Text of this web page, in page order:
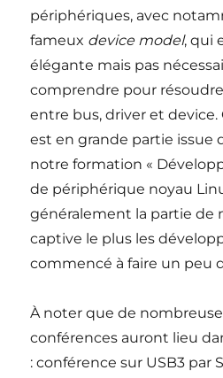
périphériques, avec
fameux device model, qui
élégante mais pas
comprendre pour
entre bus, driver et
est en grande partie issue
notre formation «
de périphérique noyau
généralement la partie de
captive le plus les
commencé à faire un peu
À noter que de
conférences auront lieu
: conférence sur USB3 par